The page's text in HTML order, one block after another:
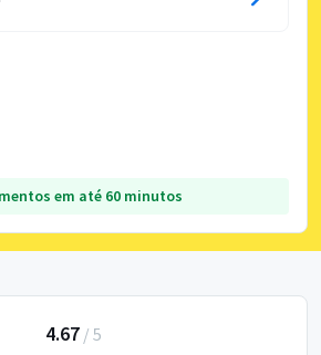
em até 60 minutos
4.67/ 5